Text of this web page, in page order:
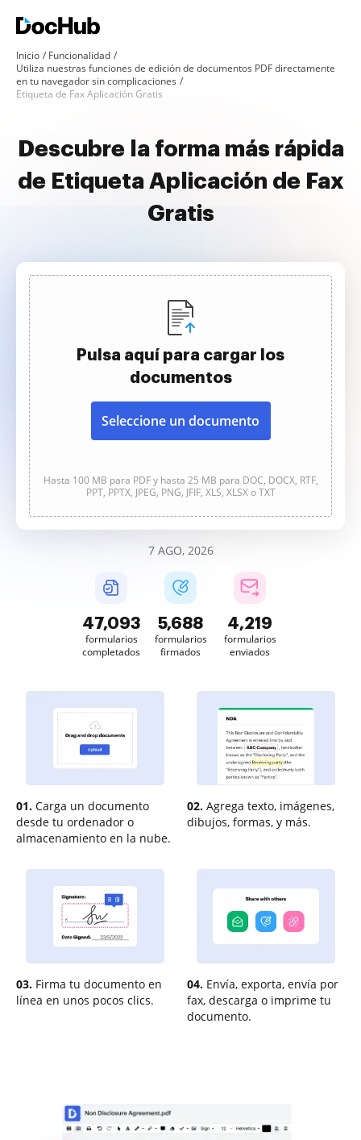
Inicio
Funcionalidad
Utiliza nuestras funciones de edición de documentos PDF directamente
en tu navegador sin complicaciones
Etiqueta de Fax Aplicación Gratis
Descubre la forma más rápida
de Etiqueta Aplicación de Fax
Gratis
Pulsa aquí para cargar los
documentos
Seleccione un documento
Hasta 100 MB para PDF y hasta 25 MB para DOC, DOCX, RTF,
PPT, PPTX, JPEG, PNG, JFIF, XLS, XLSX o TXT
7 AGO, 2026
47,093
formularios
completados
5,688
formularios
firmados
4,219
formularios
enviados
01. Carga un documento
desde tu ordenador o
almacenamiento en la nube.
02. Agrega texto, imágenes,
dibujos, formas, y más.
03. Firma tu documento en
línea en unos pocos clics.
04. Envía, exporta, envía por
fax, descarga o imprime tu
documento.